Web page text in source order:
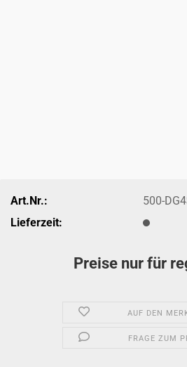
Art.Nr.:
500-
Lieferzeit:
Preise nur für
AUF DEN
FRAGE ZUM